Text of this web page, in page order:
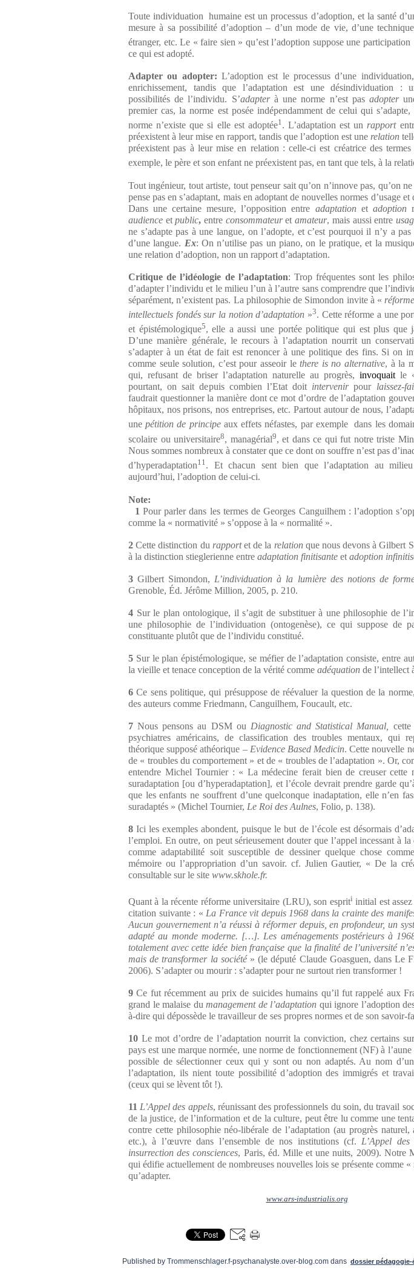
Toute individuation humaine est un processus d’adoption, et la santé
mesure à sa possibilité d’adoption – d’un mode de vie, d’une
étranger, etc. Le « faire sien » qu’est l’adoption suppose une participation
ce qui est adopté.
Adapter ou adopter: L’adoption est le processus d’une
enrichissement, tandis que l’adaptation est une désindividuation :
possibilités de l’individu. S’adapterà une norme n’est pas adopter
premier cas, la norme est posée indépendamment de celui qui
norme n’existe que si elle est adoptée1 . L’adaptation est un rapport
préexistent à leur mise en rapport, tandis que l’adoption est une relation
préexistent pas à leur mise en relation : celle-ci est créatrice des termes
exemple, le père et son enfant ne préexistent pas, en tant que tels, à la
Tout ingénieur, tout artiste, tout penseur sait qu’on n’innove pas, qu’on
pense pas en s’adaptant, mais en adoptant de nouvelles normes d’usage
Dans une certaine mesure, l’opposition entre adaptationet adoption
audience etpublic, entre consommateuretamateur, mais aussi entre
ne s’adapte pas à une langue, on l’adopte, et c’est pourquoi il n’y a
d’une langue. Ex: On n’utilise pas un piano, on le pratique, et la
une relation d’adoption, non un rapport d’adaptation.
Critique de l’idéologie de l’adaptation: Trop fréquentes sont les
d’adapter l’individu et le milieu l’un à l’autre sans comprendre que
séparément, n’existent pas. La philosophie de Simondon invite à «
intellectuels fondés sur la notion d’adaptation »3. Cette réforme a une
et épistémologique5, elle a aussi une portée politique qui est plus que
D’une manière générale, le recours à l’adaptation nourrit un
s’adapter à un état de fait est renoncer à une politique des fins. Si on
comme seule solution, c’est pour asseoir lethere is no alternative, à la
qui, refusant de briser l’adaptation naturelle au progrès, invoquait le
pourtant, on sait depuis combien l’Etat doit intervenirpour laissez-
faudrait questionner la manière dont ce mot d’ordre de l’adaptation
hôpitaux, nos prisons, nos entreprises, etc. Partout autour de nous,
unepétition de principeaux effets néfastes, par exemple dans les
scolaire ou universitaire8, managérial9, et dans ce qui fut notre triste
Nous sommes nombreux à constater que ce dont on souffre n’est pas
d’hyperadaptation11 . Et chacun sent bien que l’adaptation au
aujourd’hui, l’adoption de celui-ci.
Note:
1 Pour parler dans les termes de Georges Canguilhem : l’adoption
comme la « normativité » s’oppose à la « normalité ».
2 Cette distinction du rapportet de la relationque nous devons à Gilbert
à la distinction stieglerienne entre adaptation finitisante et adoption
3 Gilbert Simondon, L’individuation à la lumière des notions de
Grenoble, Éd. Jérôme Million, 2005, p. 210.
4 Sur le plan ontologique, il s’agit de substituer à une philosophie de
une philosophie de l’individuation (ontogenèse), ce qui suppose de
constituante plutôt que de l’individu constitué.
5 Sur le plan épistémologique, se méfier de l’adaptation consiste, entre
la vieille et tenace conception de la vérité comme adéquation de l’intellect
6 Ce sens politique, qui présuppose de réévaluer la question de la
des auteurs comme Friedmann, Canguilhem, Foucault, etc.
7 Nous pensons au DSM ou Diagnostic and Statistical Manual,
psychiatres américains, de classification des troubles mentaux, qui
théorique supposé athéorique – Evidence Based Medicin. Cette nouvelle
de « troubles du comportement » et de « troubles de l’adaptation ». Or,
entendre Michel Tournier : « La médecine ferait bien de creuser cette
suradaptation [ou d’hyperadaptation], et l’école devrait prendre garde
que les enfants ne souffrent d’une quelconque inadaptation, elle n’en
suradaptés » (Michel Tournier, Le Roi des Aulnes, Folio, p. 138).
8 Ici les exemples abondent, puisque le but de l’école est désormais
l’emploi. En outre, on peut sérieusement douter que l’appel incessant à
comme adaptabilité soit susceptible de dessiner quelque chose
mémoire ou l’appropriation d’un savoir. cf. Julien Gautier, « De la
consultable sur le site www.skhole.fr.
Quant à la récente réforme universitaire (LRU), son espriti initial est
citation suivante : « La France vit depuis 1968 dans la crainte des
Aucun gouvernement n’a réussi à réformer depuis, en profondeur, un
adapté au monde moderne. […]. Les aménagements postérieurs à
totalement avec cette idée bien française que la finalité de l’université
mais de transformer la société» (le député Claude Goasguen, dans Le
2006). S’adapter ou mourir : s’adapter pour ne surtout rien transformer !
9 Ce fut récemment au prix de suicides humains qu’il fut rappelé aux
grand le malaise du management de l’adaptation qui ignore l’adoption
à-dire qui dépossède le travailleur de ses propres normes et de son savoir-
10 Le mot d’ordre de l’adaptation nourrit la conviction, chez certains
pays est une marque normée, une norme de fonctionnement (NF) à
possible de sélectionner ceux qui y sont ou non adaptés. Au nom
l’adaptation, ils nient toute possibilité d’adoption des immigrés et
(ceux qui se lèvent tôt !).
11 L’Appel des appels, réunissant des professionnels du soin, du travail
de la justice, de l’information et de la culture, peut être lu comme une
contre cette philosophie néo-libérale de l’adaptation (au progrès naturel,
etc.), à l’œuvre dans l’ensemble de nos institutions (cf. L’Appel
insurrection des consciences, Paris, éd. Mille et une nuits, 2009). Notre
qui édifie actuellement de nombreuses nouvelles lois se présente comme
qu’adapter.
www.ars-industrialis.org
Published by Trommenschlager.f-psychanalyste.over-blog.com dans dossier pédagogie-